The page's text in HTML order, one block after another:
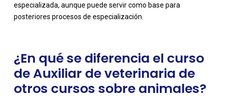
especializada, aunque puede servir como base para
posteriores procesos de especialización.
¿En qué se diferencia el curso
de Auxiliar de veterinaria de
otros cursos sobre animales?